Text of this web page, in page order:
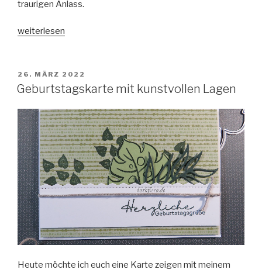
traurigen Anlass.
„Trauerkarte
Horizonten“
weiterlesen
VERÖFFENTLICHT
AM
26. MÄRZ 2022
Geburtstagskarte mit kunstvollen Lagen
Heute möchte ich euch eine Karte zeigen mit meinem